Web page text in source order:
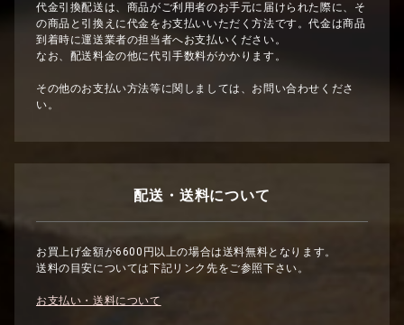
代金引換配送は、商品がご利用者のお手元に届けられた際に、そ
の商品と引換えに代金をお支払いいただく方法です。代金は商品
到着時に運送業者の担当者へお支払いください。
なお、配送料金の他に代引手数料がかかります。
その他のお支払い方法等に関しましては、お問い合わせくださ
い。
配送・送料について
お買上げ金額が6600円以上の場合は送料無料となります。
送料の目安については下記リンク先をご参照下さい。
お支払い・送料について